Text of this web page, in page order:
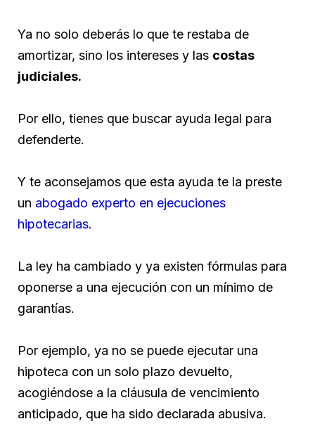
Ya no solo deberás lo que te restaba de
amortizar, sino los intereses y las costas
judiciales.
Por ello, tienes que buscar ayuda legal para
defenderte.
Y te aconsejamos que esta ayuda te la preste
un abogado experto en ejecuciones
hipotecarias.
La ley ha cambiado y ya existen fórmulas para
oponerse a una ejecución con un mínimo de
garantías.
Por ejemplo, ya no se puede ejecutar una
hipoteca con un solo plazo devuelto,
acogiéndose a la cláusula de vencimiento
anticipado, que ha sido declarada abusiva.